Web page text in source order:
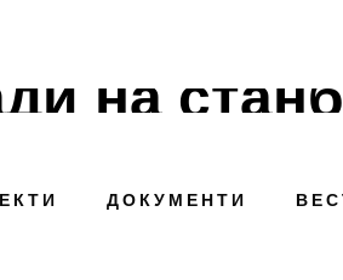
ДОКУМЕНТИ
на